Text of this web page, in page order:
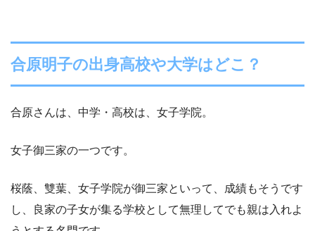
合原明子の出身高校や大学はどこ？
合原さんは、中学・高校は、女子学院。
女子御三家の一つです。
桜蔭、雙葉、女子学院が御三家といって、成績もそうです
し、良家の子女が集る学校として無理してでも親は入れよ